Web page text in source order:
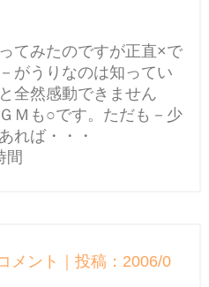
てみたのですが正直×で
がうりなのは知ってい
全然感動できません
Ｍも○です。ただも－少
れば・・・
間
メント｜投稿：2006/0